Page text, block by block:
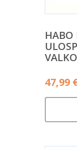
47,99